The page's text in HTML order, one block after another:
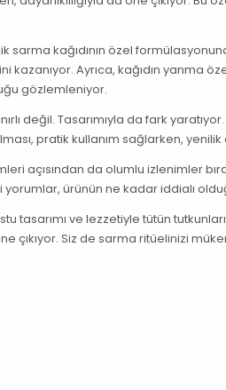
sarma kağıdının özel
kazanıyor. Ayrıca, kağıdın yanma
gözlemleniyor.
değil. Tasarımıyla da fark
pratik kullanım sağlarken, yenilik
açısından da olumlu izlenimler
yorumlar, ürünün ne kadar iddialı
tasarımı ve lezzetiyle tütün
Siz de sarma ritüelinizi